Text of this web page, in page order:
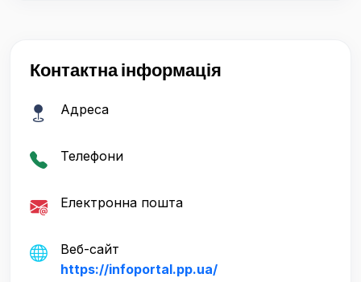
Контактна інформація
Адреса
Телефони
Електронна пошта
Веб-сайт
https://infoportal.pp.ua/